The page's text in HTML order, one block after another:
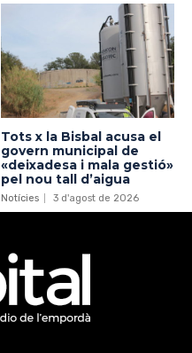
Tots x la Bisbal acusa el
govern municipal de
«deixadesa i mala gestió»
pel nou tall d’aigua
Notícies 3 d'agost de 2026